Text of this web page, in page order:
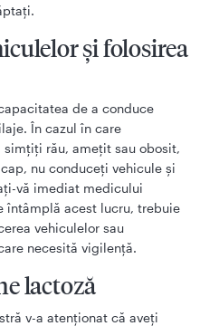
şi folosirea
de a conduce
În cazul în care
rău, ameţit sau obosit,
nu conduceţi vehicule şi
vă imediat medicului
întâmplă acest lucru, trebuie
vehiculelor sau
necesită vigilenţă.
lactoză
v-a atenţionat că aveţi